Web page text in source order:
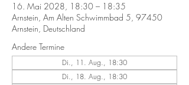
16. Mai 2028, 18:30 – 18:35
Arnstein, Am Alten Schwimmbad 5, 97450
Arnstein, Deutschland
Andere Termine
Di., 11. Aug., 18:30
Di., 18. Aug., 18:30